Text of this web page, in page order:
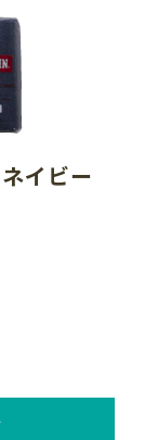
イビー